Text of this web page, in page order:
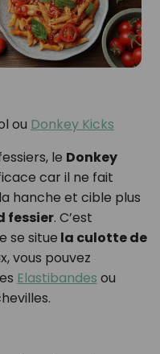
ou Donkey Kicks
le Donkey
car il ne fait
hanche et cible plus
fessier. C’est
se situe la culotte de
vous pouvez
Elastibandes ou